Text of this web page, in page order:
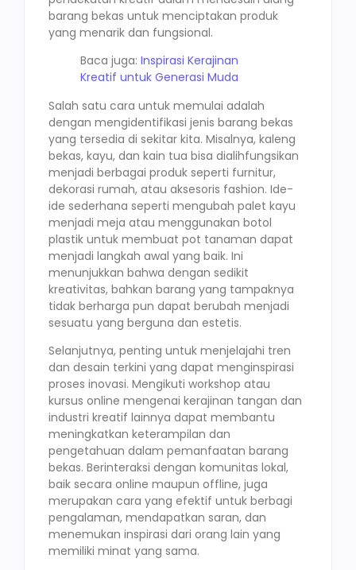
barang bekas untuk menciptakan produk
yang menarik dan fungsional.
Baca juga: Inspirasi Kerajinan
Kreatif untuk Generasi Muda
Salah satu cara untuk memulai adalah
dengan mengidentifikasi jenis barang bekas
yang tersedia di sekitar kita. Misalnya, kaleng
bekas, kayu, dan kain tua bisa dialihfungsikan
menjadi berbagai produk seperti furnitur,
dekorasi rumah, atau aksesoris fashion. Ide-
ide sederhana seperti mengubah palet kayu
menjadi meja atau menggunakan botol
plastik untuk membuat pot tanaman dapat
menjadi langkah awal yang baik. Ini
menunjukkan bahwa dengan sedikit
kreativitas, bahkan barang yang tampaknya
tidak berharga pun dapat berubah menjadi
sesuatu yang berguna dan estetis.
Selanjutnya, penting untuk menjelajahi tren
dan desain terkini yang dapat menginspirasi
proses inovasi. Mengikuti workshop atau
kursus online mengenai kerajinan tangan dan
industri kreatif lainnya dapat membantu
meningkatkan keterampilan dan
pengetahuan dalam pemanfaatan barang
bekas. Berinteraksi dengan komunitas lokal,
baik secara online maupun offline, juga
merupakan cara yang efektif untuk berbagi
pengalaman, mendapatkan saran, dan
menemukan inspirasi dari orang lain yang
memiliki minat yang sama.